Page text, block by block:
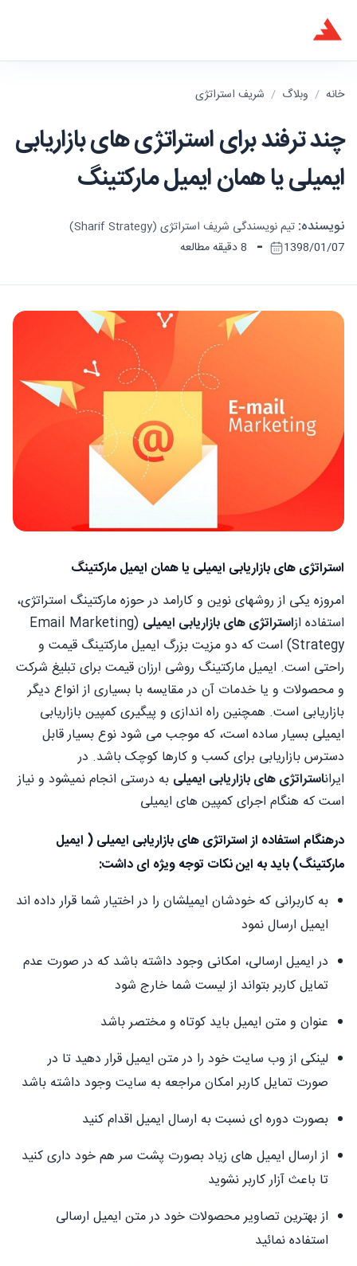
خانه / وبلاگ / شریف استراتژی
چند ترفند برای استراتژی های بازاریابی
ایمیلی یا همان ایمیل مارکتینگ
نویسنده: تیم نویسندگی شریف استراتژی (Sharif Strategy)
1398/01/07
- 8 دقیقه مطالعه
استراتژی های بازاریابی ایمیلی یا همان ایمیل مارکتینگ
امروزه یکی از روشهای نوین و کارامد در حوزه مارکتینگ استراتژی،
استفاده ازاستراتژی های بازاریابی ایمیلی (Email Marketing
Strategy) است که دو مزیت بزرگ ایمیل مارکتینگ قیمت و
راحتی است. ایمیل مارکتینگ روشی ارزان قیمت برای تبلیغ شرکت
و محصولات و یا خدمات آن در مقایسه با بسیاری از انواع دیگر
بازاریابی است. همچنین راه­ اندازی و پیگیری کمپین بازاریابی
ایمیلی بسیار ساده است، که موجب می­ شود نوع بسیار قابل
دسترس بازاریابی برای کسب و کارها کوچک باشد. در
ایراناستراتژی های بازاریابی ایمیلی به درستی انجام نمیشود و نیاز
است که هنگام اجرای کمپین های ایمیلی
درهنگام استفاده از استراتژی های بازاریابی ایمیلی ( ایمیل
مارکتینگ) باید به این نکات توجه ویژه ای داشت:
به کاربرانی که خودشان ایمیلشان را در اختیار شما قرار داده اند
ایمیل ارسال نمود
در ایمیل ارسالی، امکانی وجود داشته باشد که در صورت عدم
تمایل کاربر بتواند از لیست شما خارج شود
عنوان و متن ایمیل باید کوتاه و مختصر باشد
لینکی از وب سایت خود را در متن ایمیل قرار دهید تا در
صورت تمایل کاربر امکان مراجعه به سایت وجود داشته باشد
بصورت دوره ای نسبت به ارسال ایمیل اقدام کنید
از ارسال ایمیل های زیاد بصورت پشت سر هم خود داری کنید
تا باعث آزار کاربر نشوید
از بهترین تصاویر محصولات خود در متن ایمیل ارسالی
استفاده نمائید